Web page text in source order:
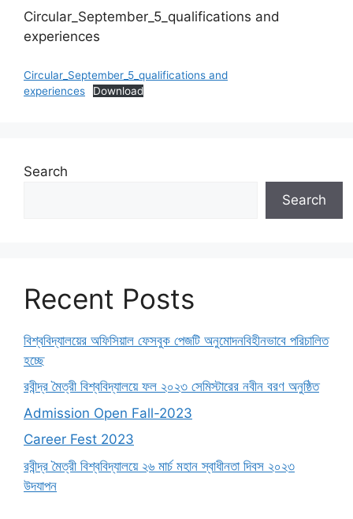
Circular_September_5_qualifications and
experiences
Circular_September_5_qualifications and
experiences
Download
Search
Search
Recent Posts
বিশ্ববিদ্যালয়ের অফিসিয়াল ফেসবুক পেজটি অনুমোদনবিহীনভাবে পরিচালিত
হচ্ছে
রবীন্দ্র মৈত্রী বিশ্ববিদ্যালয়ে ফল ২০২৩ সেমিস্টারের নবীন বরণ অনুষ্ঠিত
Admission Open Fall-2023
Career Fest 2023
রবীন্দ্র মৈত্রী বিশ্ববিদ্যালয়ে ২৬ মার্চ মহান স্বাধীনতা দিবস ২০২৩
উদযাপন